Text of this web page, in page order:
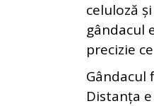
celuloză
gândacul
precizie
Gândacul
Distanța